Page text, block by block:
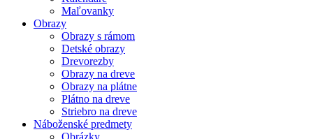
Maľovanky
Obrazy
Obrazy s rámom
Detské obrazy
Drevorezby
Obrazy na dreve
Obrazy na plátne
Plátno na dreve
Striebro na dreve
Náboženské predmety
Obrázky